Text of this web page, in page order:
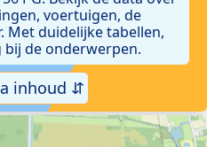
voertuigen, de
Met duidelijke tabellen,
de onderwerpen.
inhoud ⇵